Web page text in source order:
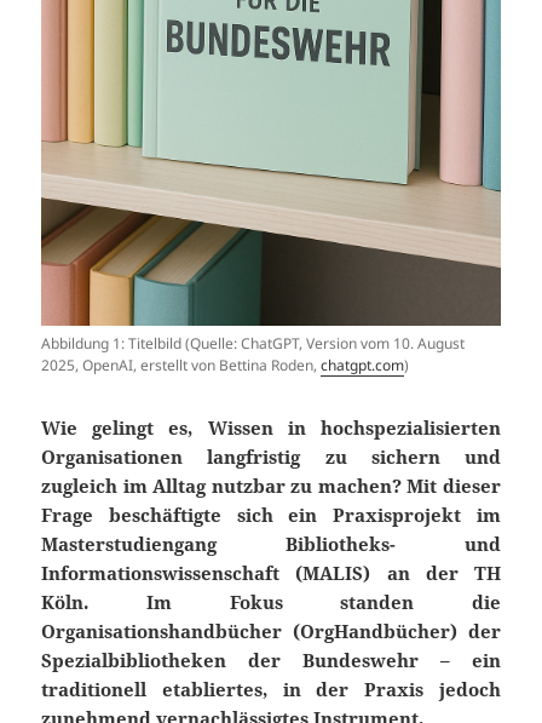
Abbildung 1: Titelbild (Quelle: ChatGPT, Version vom 10. August
2025, OpenAI, erstellt von Bettina Roden,chatgpt.com)
Wie gelingt es, Wissen in hochspezialisierten
Organisationen langfristig zu sichern und
zugleich im Alltag nutzbar zu machen? Mit dieser
Frage beschäftigte sich ein Praxisprojekt im
Masterstudiengang Bibliotheks- und
Informationswissenschaft (MALIS) an der TH
Köln. Im Fokus standen die
Organisationshandbücher (OrgHandbücher) der
Spezialbibliotheken der Bundeswehr – ein
traditionell etabliertes, in der Praxis jedoch
zunehmend vernachlässigtes Instrument.